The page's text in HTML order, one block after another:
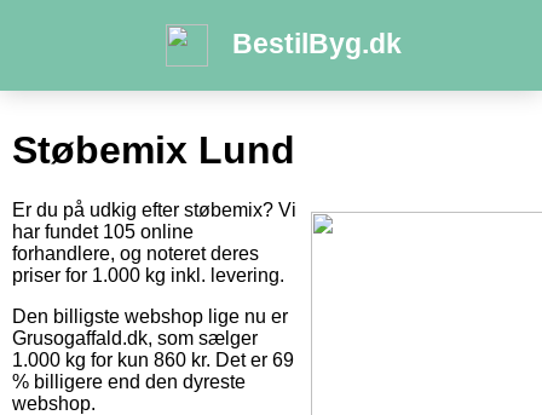
BestilByg.dk
Støbemix Lund
Er du på udkig efter støbemix? Vi
har fundet 105 online
forhandlere, og noteret deres
priser for 1.000 kg inkl. levering.
Den billigste webshop lige nu er
Grusogaffald.dk, som sælger
1.000 kg for kun 860 kr. Det er 69
% billigere end den dyreste
webshop.